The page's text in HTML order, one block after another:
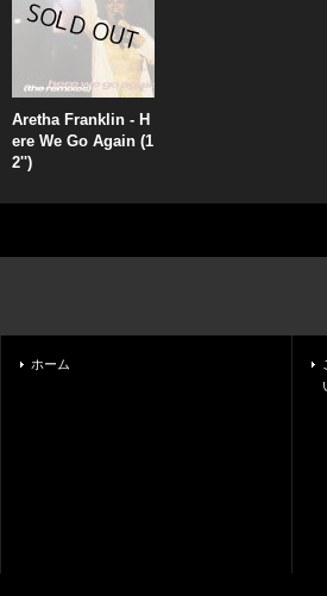
Aretha Franklin - H
ere We Go Again (1
2'')
ホーム